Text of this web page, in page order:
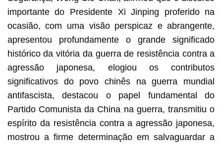
importante do Presidente Xi Jinping proferido na
ocasião, com uma visão perspicaz e abrangente,
apresentou profundamente o grande significado
histórico da vitória da guerra de resistência contra a
agressão japonesa, elogiou os contributos
significativos do povo chinês na guerra mundial
antifascista, destacou o papel fundamental do
Partido Comunista da China na guerra, transmitiu o
espírito da resistência contra a agressão japonesa,
mostrou a firme determinação em salvaguardar a